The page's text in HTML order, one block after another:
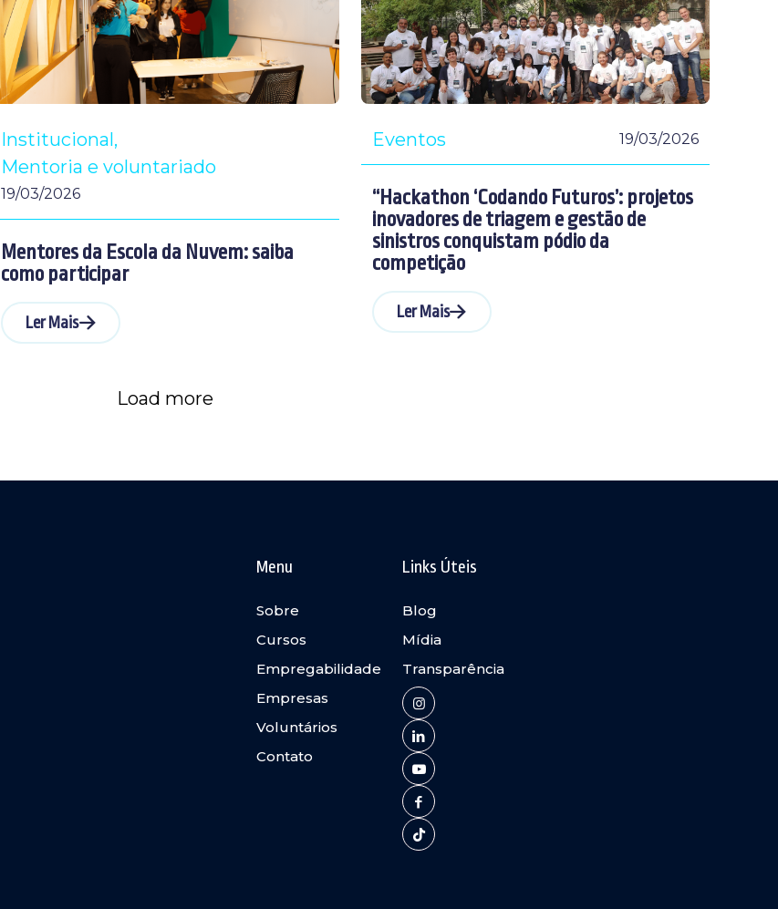
Institucional
Mentoria e voluntariado
19/03/2026
Mentores da Escola da Nuvem: saiba
como participar
Ler Mais
Eventos 19/03/2026
“Hackathon ‘Codando Futuros’: projetos
inovadores de triagem e gestão de
sinistros conquistam pódio da
competição
Ler Mais
Load more
Menu
Sobre
Cursos
Empregabilidade
Empresas
Voluntários
Contato
Links Úteis
Blog
Mídia
Transparência